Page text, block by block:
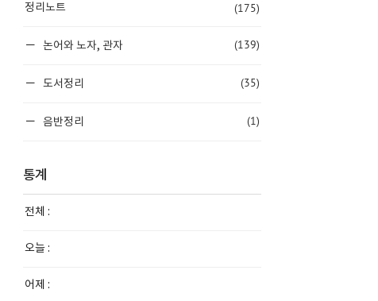
정리노트 (175)
논어와 노자, 관자 (139)
도서정리 (35)
음반정리 (1)
통계
전체 :
오늘 :
어제 :